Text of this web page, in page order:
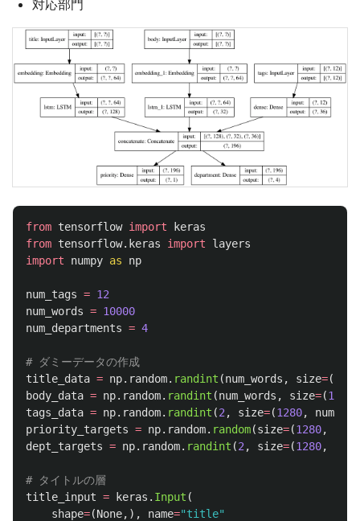
対応部門
from tensorflow import
keras
from tensorflow.keras import
layers
import
numpy as np
num_tags = 12
num_words = 10000
num_departments = 4
title_data = np. random. randint (num_words , size=(
body_data = np. random. randint (num_words , size=(1280
tags_data = np. random. randint (2 , size=(1280,
priority_targets = np. random. random(size=(1280,
dept_targets = np. random. randint (2 , size=(1280,
title_input = keras . Input (
shape=(None,), name="title"